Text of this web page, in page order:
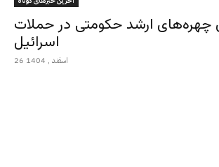
ارشد حکومتی در حملات
اسرائیل
26 اسفند , 1404